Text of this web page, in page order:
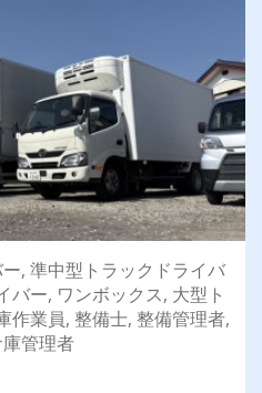
, 準中型トラックドライバ
バー, ワンボックス, 大型ト
作業員, 整備士, 整備管理者,
管理者